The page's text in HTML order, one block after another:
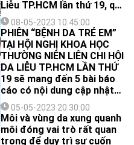
Liễu TP.HCM lần thứ 19, quý
đồng nghiệp sẽ có cơ hội
trải nghiệm các sản phẩm,
công nghệ mới cùng các
công ty dược mỹ phẩm.
08-05-2023 10:45:00
PHIÊN “BỆNH DA TRẺ EM”
TẠI HỘI NGHỊ KHOA HỌC
THƯỜNG NIÊN LIÊN CHI HỘI
DA LIỄU TP.HCM LẦN THỨ
19 sẽ mang đến 5 bài báo
cáo có nội dung cập nhật
và mang tính ứng dụng cao
về các bệnh lý thường gặp
ở trẻ em như phản ứng da
do thuốc, viêm bì cơ, phát
05-05-2023 20:30:00
Môi và vùng da xung quanh
môi đóng vai trò rất quan
trọng để duy trì sự cuốn